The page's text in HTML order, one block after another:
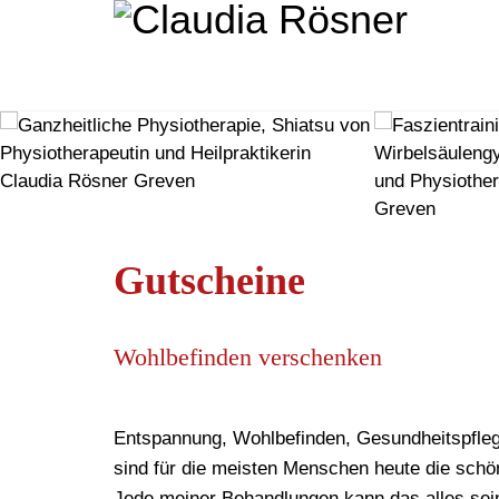
Gutscheine
Wohlbefinden verschenken
Entspannung, Wohlbefinden,
sind für die meisten Menschen heute die